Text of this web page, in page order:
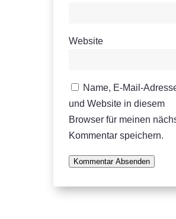
Website
Name, E-Mail-
und Website in diesem
Browser für meinen
Kommentar speichern.
Kommentar Absenden